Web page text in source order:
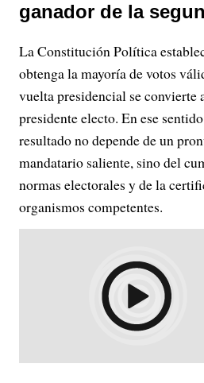
ganador de la
La Constitución Política
obtenga la mayoría de votos
vuelta presidencial se convierte
presidente electo. En ese
resultado no depende de un
mandatario saliente, sino del
normas electorales y de la
organismos competentes.